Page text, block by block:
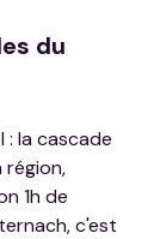
du
: la cascade
région,
1h de
c'est